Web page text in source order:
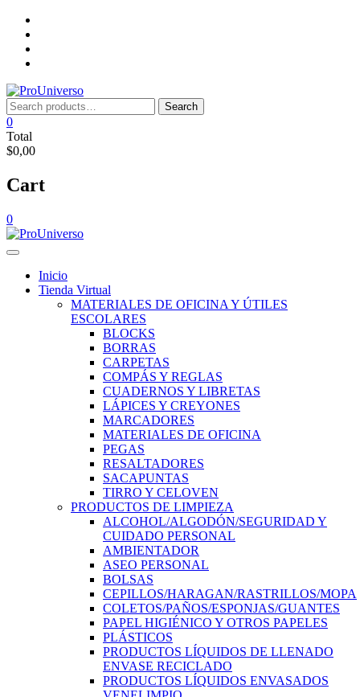
Saltar
contenido
deseos
Search
for:
Search
0
Total
$0,00
Cart
0
Inicio
Tienda Virtual
MATERIALES DE OFICINA Y ÚTILES
ESCOLARES
BLOCKS
BORRAS
CARPETAS
COMPÁS Y REGLAS
CUADERNOS Y LIBRETAS
LÁPICES Y CREYONES
MARCADORES
MATERIALES DE OFICINA
PEGAS
RESALTADORES
SACAPUNTAS
TIRRO Y CELOVEN
PRODUCTOS DE LIMPIEZA
ALCOHOL/ALGODÓN/SEGURIDAD Y
CUIDADO PERSONAL
AMBIENTADOR
ASEO PERSONAL
BOLSAS
CEPILLOS/HARAGAN/RASTRILLOS/MOPA
COLETOS/PAÑOS/ESPONJAS/GUANTES
PAPEL HIGIÉNICO Y OTROS PAPELES
PLÁSTICOS
PRODUCTOS LÍQUIDOS DE LLENADO
ENVASE RECICLADO
PRODUCTOS LÍQUIDOS ENVASADOS